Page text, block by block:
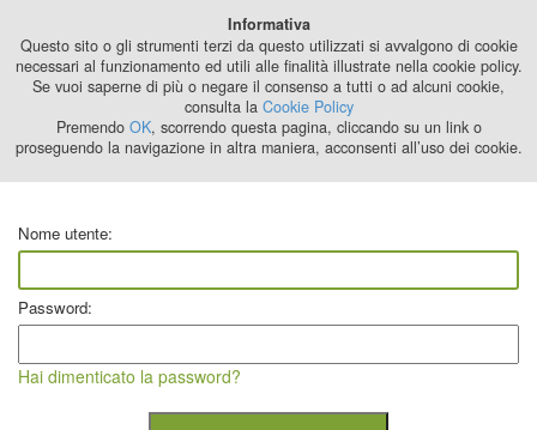
2024
Nome utente:
Password:
Hai dimenticato la password?
Informativa
Questo sito o gli strumenti terzi da questo utilizzati si avvalgono di cookie
necessari al funzionamento ed utili alle finalità illustrate nella cookie policy.
Se vuoi saperne di più o negare il consenso a tutti o ad alcuni cookie,
consulta la Cookie Policy
Premendo OK, scorrendo questa pagina, cliccando su un link o
proseguendo la navigazione in altra maniera, acconsenti all’uso dei cookie.